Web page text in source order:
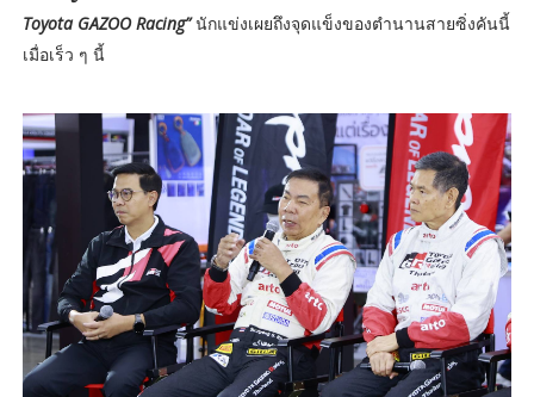
Toyota GAZOO Racing”นักแข่งเผยถึงจุดแข็งของตำนานสายซิ่งคันนี้
เมื่อเร็ว ๆ นี้